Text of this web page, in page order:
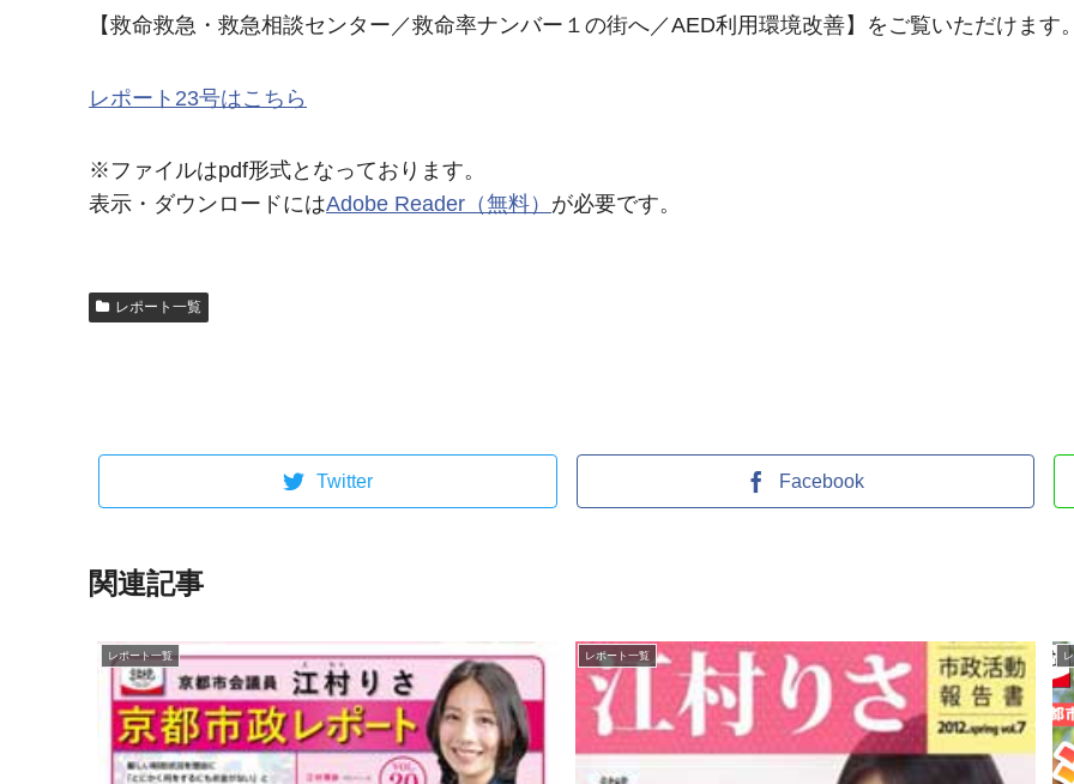
【救命救急・救急相談センター／救命率ナンバー１の街へ／AED利用環境改善】をご覧いただけます
レポート23号はこちら
※ファイルはpdf形式となっております。
表示・ダウンロードにはAdobe Reader（無料） が必要です。
レポート一覧
Twitter Facebook
関連記事
レポート一覧 レポート一覧